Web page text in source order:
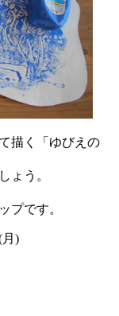
描く「ゆびえの
ょう。
プです。
)